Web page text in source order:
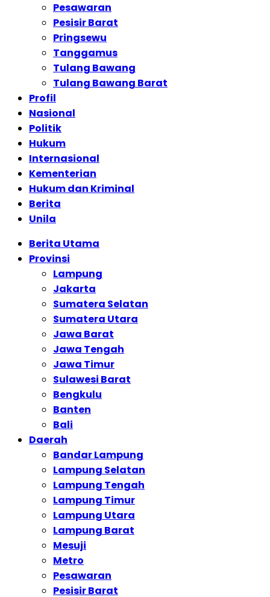
Pesawaran
Pesisir Barat
Pringsewu
Tanggamus
Tulang Bawang
Tulang Bawang Barat
Profil
Nasional
Politik
Hukum
Internasional
Kementerian
Hukum dan Kriminal
Berita
Unila
Berita Utama
Provinsi
Lampung
Jakarta
Sumatera Selatan
Sumatera Utara
Jawa Barat
Jawa Tengah
Jawa Timur
Sulawesi Barat
Bengkulu
Banten
Bali
Daerah
Bandar Lampung
Lampung Selatan
Lampung Tengah
Lampung Timur
Lampung Utara
Lampung Barat
Mesuji
Metro
Pesawaran
Pesisir Barat